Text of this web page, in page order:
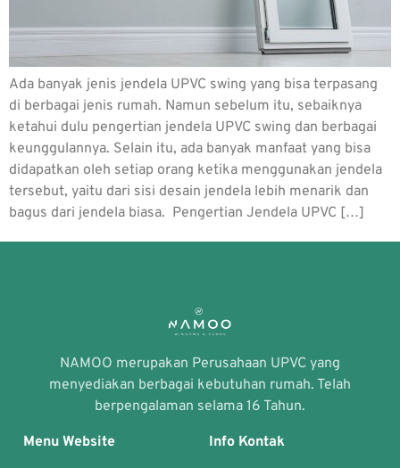
Ada banyak jenis jendela UPVC swing yang bisa terpasang
di berbagai jenis rumah. Namun sebelum itu, sebaiknya
ketahui dulu pengertian jendela UPVC swing dan berbagai
keunggulannya. Selain itu, ada banyak manfaat yang bisa
didapatkan oleh setiap orang ketika menggunakan jendela
tersebut, yaitu dari sisi desain jendela lebih menarik dan
bagus dari jendela biasa. Pengertian Jendela UPVC […]
NAMOO merupakan Perusahaan UPVC yang
menyediakan berbagai kebutuhan rumah. Telah
berpengalaman selama 16 Tahun.
Menu Website Info Kontak